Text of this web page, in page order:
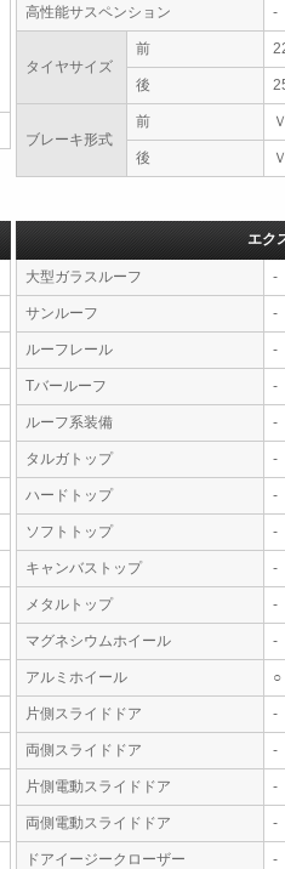
高性能サスペンション -
タイヤサイズ
前
後
ブレーキ形式
前
後
エク
大型ガラスルーフ -
サンルーフ -
ルーフレール -
Tバールーフ -
ルーフ系装備 -
タルガトップ -
ハードトップ -
ソフトトップ -
キャンバストップ -
メタルトップ -
マグネシウムホイール -
アルミホイール ○
片側スライドドア -
両側スライドドア -
片側電動スライドドア -
両側電動スライドドア -
ドアイージークローザー -